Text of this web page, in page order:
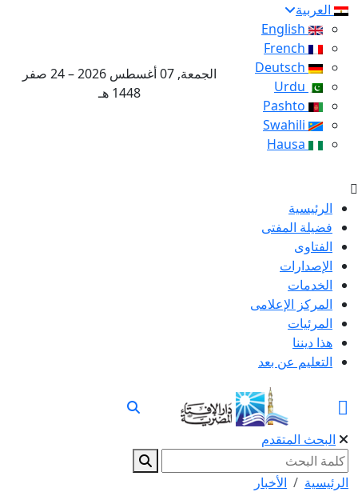
العربية
الجمعة, 07 أغسطس 2026 – 24 صفر
1448 هـ
الرئيسية
فضيلة المفتى
الفتاوى
الإصدارات
الخدمات
المركز الإعلامى
المرئيات
هذا ديننا
التعليم عن بعد
البحث المتقدم
الرئيسية
الأخبار